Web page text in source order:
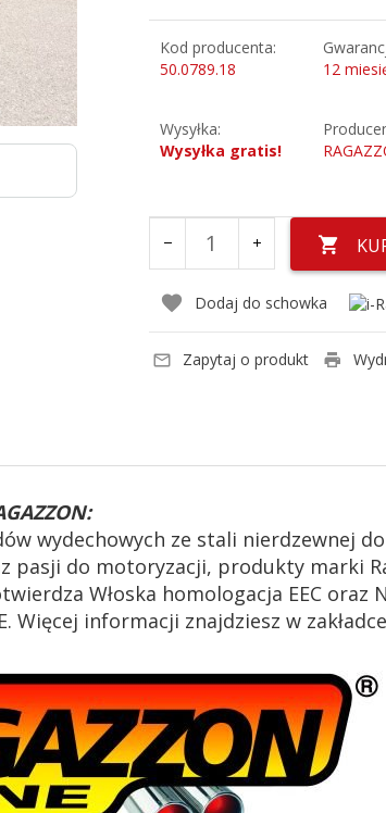
Kod producenta:
50.0789.18
12
Wysyłka:
Wysyłka gratis!
Dodaj do schowka
Zapytaj o produkt
wydechowych ze stali nierdzewnej
pasji do motoryzacji, produkty marki
Włoska homologacja EEC oraz
Więcej informacji znajdziesz w